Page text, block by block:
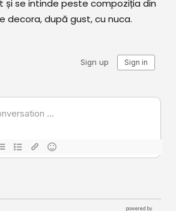
și se intinde peste compoziția din
decora, după gust, cu nuca.